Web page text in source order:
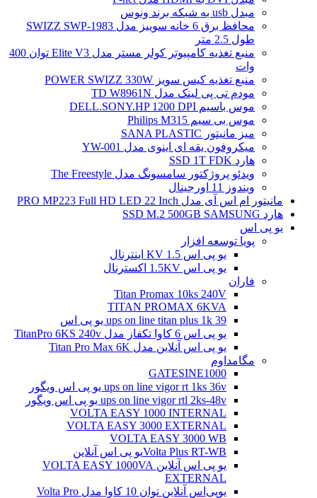
مبدل usb به شبکه برند ونوس
محافظ برق 6 خانه سوییز مدل SWIZZ SWP-1983
طول 2.5 متر
منبع تغذیه کامپیوتر کولر مستر مدل Elite V3 توان 400
وات
منبع تغذیه کیس سویز POWER SWIZZ 330W
مودم تی پی لینک مدل TD W8961N
موس باسیم DELL.SONY.HP 1200 DPI
موس بی سیم Philips M315
میز مانیتور SANA PLASTIC
میکروفون یقه ای اینوی مدل YW-001
هارد SSD 1T FDK
ویدئو پروژکتور سامسونگ مدل The Freestyle
ویندوز 11 اورجینال
مانیتور ام اس آی مدل PRO MP223 Full HD LED 22 Inch
هارد SSD M.2 500GB SAMSUNG
یو پی اس
پویا توسعه افزار
یو پی اس 1.5 KV اینترنال
یو پی اس 1.5KV اکسترنال
فاران
Titan Promax 10ks 240V
TITAN PROMAX 6KVA
ups on line titan plus 1k 39 یو پی اس
یو پی اس 6 کاوا تکفاز مدل TitanPro 6KS 240v
یو پی اس آنلاین مدل Titan Pro Max 6K
مگامداوم
GATESINE1000
ups on line vigor rt 1ks 36v یو پی اس ویگور
ups on line vigor rtl 2ks-48v یو پی اس ویگور
VOLTA EASY 1000 INTERNAL
VOLTA EASY 3000 EXTERNAL
VOLTA EASY 3000 WB
Volta Plus RT-WBیو پی اس آنلاین
یو پی اس آنلاین VOLTA EASY 1000VA
EXTERNAL
یو‌پی‌اس آنلاین توان 10 کاوا مدل Volta Pro